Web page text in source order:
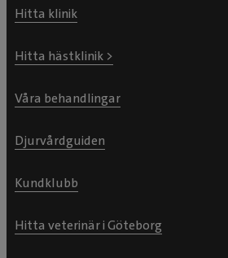
Hitta klinik
Hitta hästklinik >
Våra behandlingar
Djurvårdguiden
Kundklubb
Hitta veterinär i Göteborg